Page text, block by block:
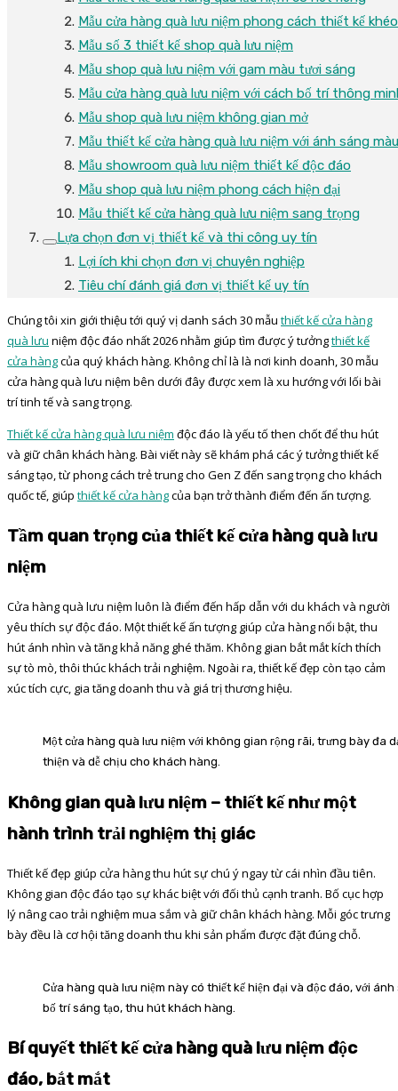
Mẫu cửa hàng quà lưu niệm phong cách thiết kế
Mẫu số 3 thiết kế shop quà lưu niệm
Mẫu shop quà lưu niệm với gam màu tươi sáng
Mẫu cửa hàng quà lưu niệm với cách bố trí thông
Mẫu shop quà lưu niệm không gian mở
Mẫu thiết kế cửa hàng quà lưu niệm với ánh sáng
Mẫu showroom quà lưu niệm thiết kế độc đáo
Mẫu shop quà lưu niệm phong cách hiện đại
Mẫu thiết kế cửa hàng quà lưu niệm sang trọng
Lựa chọn đơn vị thiết kế và thi công uy tín
Lợi ích khi chọn đơn vị chuyên nghiệp
Tiêu chí đánh giá đơn vị thiết kế uy tín
Chúng tôi xin giới thiệu tới quý vị danh sách 30 mẫu thiết kế cửa hàng
quà lưu niệm độc đáo nhất 2026 nhằm giúp tìm được ý tưởngthiết kế
cửa hàngcủa quý khách hàng. Không chỉ là là nơi kinh doanh, 30 mẫu
cửa hàng quà lưu niệm bên dưới đây được xem là xu hướng với lối bài
trí tinh tế và sang trọng.
Thiết kế cửa hàng quà lưu niệm độc đáo là yếu tố then chốt để thu hút
và giữ chân khách hàng. Bài viết này sẽ khám phá các ý tưởng thiết kế
sáng tạo, từ phong cách trẻ trung cho Gen Z đến sang trọng cho khách
quốc tế, giúp thiết kế cửa hàngcủa bạn trở thành điểm đến ấn tượng.
Tầm quan trọng của thiết kế cửa hàng quà lưu
niệm
Cửa hàng quà lưu niệm luôn là điểm đến hấp dẫn với du khách và người
yêu thích sự độc đáo. Một thiết kế ấn tượng giúp cửa hàng nổi bật, thu
hút ánh nhìn và tăng khả năng ghé thăm. Không gian bắt mắt kích thích
sự tò mò, thôi thúc khách trải nghiệm. Ngoài ra, thiết kế đẹp còn tạo cảm
xúc tích cực, gia tăng doanh thu và giá trị thương hiệu.
Một cửa hàng quà lưu niệm với không gian rộng rãi, trưng bày đa
thiện và dễ chịu cho khách hàng.
Không gian quà lưu niệm – thiết kế như một
hành trình trải nghiệm thị giác
Thiết kế đẹp giúp cửa hàng thu hút sự chú ý ngay từ cái nhìn đầu tiên.
Không gian độc đáo tạo sự khác biệt với đối thủ cạnh tranh. Bố cục hợp
lý nâng cao trải nghiệm mua sắm và giữ chân khách hàng. Mỗi góc trưng
bày đều là cơ hội tăng doanh thu khi sản phẩm được đặt đúng chỗ.
Cửa hàng quà lưu niệm này có thiết kế hiện đại và độc đáo, với
bố trí sáng tạo, thu hút khách hàng.
Bí quyết thiết kế cửa hàng quà lưu niệm độc
đáo, bắt mắt